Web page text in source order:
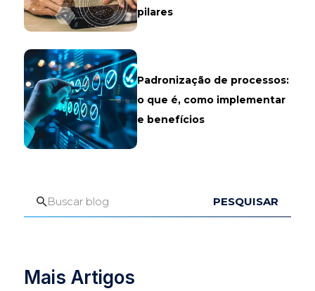
pilares
Padronização de processos:
o que é, como implementar
e benefícios
PESQUISAR
Mais Artigos